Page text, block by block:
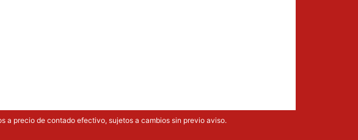
a precio de contado efectivo, sujetos a cambios sin previo aviso.